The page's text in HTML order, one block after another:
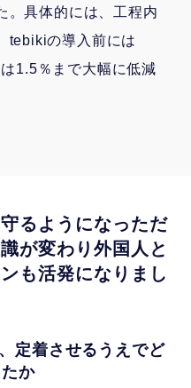
。具体的には、工程内
tebikiの導入前には
1.5％まで大幅に低減
るようになっただ
が変わり外国人と
も活発になりまし
定着させるうえでど
か